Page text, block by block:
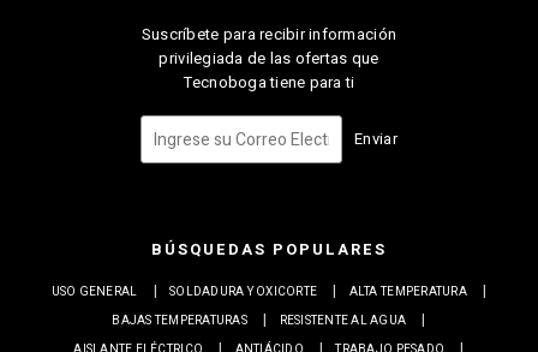
Suscríbete para recibir información
privilegiada de las ofertas que
Tecnoboga tiene para ti
Enviar
BÚSQUEDAS POPULARES
USO GENERAL SOLDADURA Y OXICORTE
ALTA TEMPERATURA
BAJAS TEMPERATURAS
RESISTENTE AL AGUA